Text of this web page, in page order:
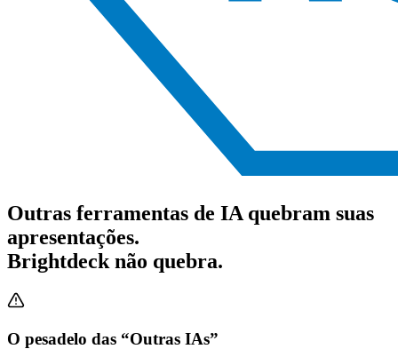
Outras ferramentas de IA quebram suas
apresentações.
Brightdeck não quebra.
O pesadelo das “Outras IAs”